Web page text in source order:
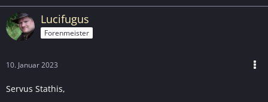
Lucifugus
Forenmeister
10. Januar 2023
Servus Stathis,